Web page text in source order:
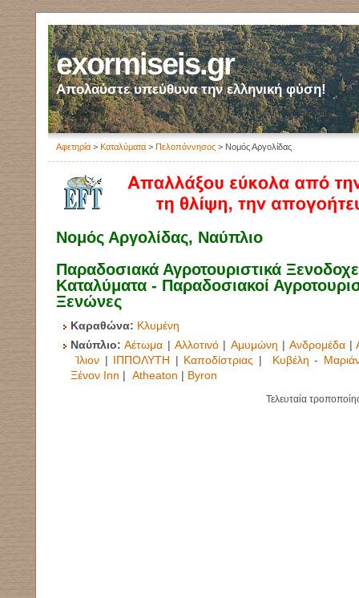
exormiseis.gr
Απολαύστε υπεύθυνα την ελληνική φύση!
Αφετηρία > Καταλύματα > Πελοπόννησος > Νομός Αργολίδας
Νομός Αργολίδας, Ναύπλιο
Παραδοσιακά Αγροτουριστικά
Καταλύματα - Παραδοσιακοί
Ξενώνες
Καραθώνα: Κλυμένη
Ναύπλιο: Αέτωμα |Αλλοτινό | Αμυμώνη | Ανδρομέδα |
Ίλιον | ΙΠΠΟΛΥΤΗ | Καποδίστριας | Κυβέλη -
Ξένον Inn | Atheaton | Byron
Τελευταία